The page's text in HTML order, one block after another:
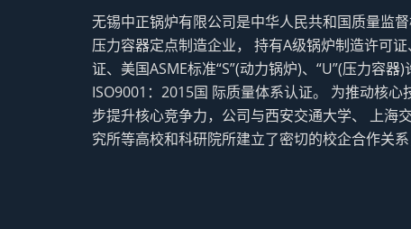
无锡中正锅炉有限公司是中华人民共和国质量监
压力容器定点制造企业， 持有A级锅炉制造许可
证、美国ASME标准“S”(动力锅炉)、“U”(压力容器
ISO9001：2015国 际质量体系认证。 为推动核
步提升核心竞争力，公司与西安交通大学、 上海
究所等高校和科研院所建立了密切的校企合作关系